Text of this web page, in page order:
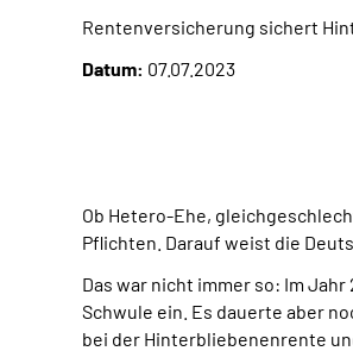
Rentenversicherung sichert
Datum: 07.07.2023
Ob Hetero-Ehe,
Pflichten. Darauf weist die
Das war nicht immer so: Im
Schwule ein. Es dauerte aber
bei der Hinterbliebenenrente